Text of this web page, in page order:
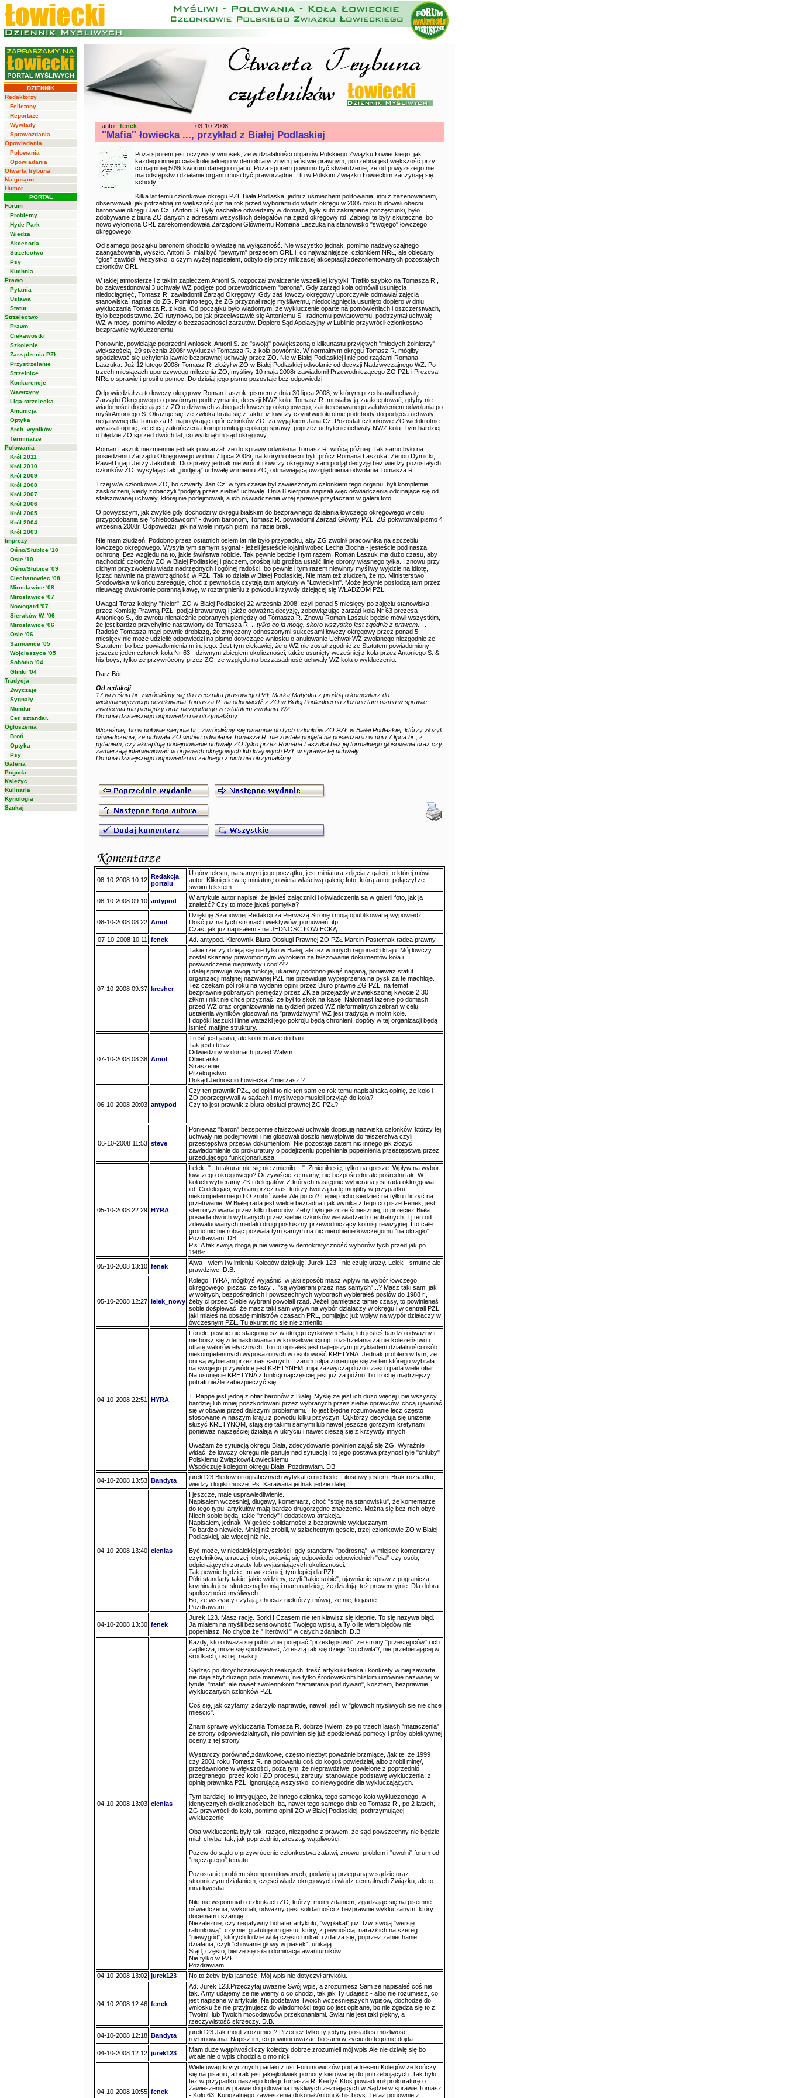
DZIENNIK
Redaktorzy
Felietony
Reportaże
Wywiady
Sprawozdania
Opowiadania
Polowania
Opowiadania
Otwarta trybuna
Na gorąco
Humor
PORTAL
Forum
Problemy
Hyde Park
Wiedza
Akcesoria
Strzelectwo
Psy
Kuchnia
Prawo
Pytania
Ustawa
Statut
Strzelectwo
Prawo
Ciekawostki
Szkolenie
Zarządzenia PZŁ
Przystrzelanie
Strzelnice
Konkurencje
Wawrzyny
Liga strzelecka
Amunicja
Optyka
Arch. wyników
Terminarze
Polowania
Król 2011
Król 2010
Król 2009
Król 2008
Król 2007
Król 2006
Król 2005
Król 2004
Król 2003
Imprezy
Ośno/Słubice '10
Osie '10
Ośno/Słubice '09
Ciechanowiec '08
Mirosławice '08
Mirosławice '07
Nowogard '07
Sieraków W. '06
Mirosławice '06
Osie '06
Sarnowice '05
Wojcieszyce '05
Sobótka '04
Glinki '04
Tradycja
Zwyczaje
Sygnały
Mundur
Cer. sztandar.
Ogłoszenia
Broń
Optyka
Psy
Galeria
Pogoda
Księżyc
Kulinaria
Kynologia
Szukaj
autor: fenek 03-10-2008
"Mafia" łowiecka ..., przykład z Białej Podlaskiej
Poza sporem jest oczywisty wniosek, że w działalności organów Polskiego Związku Łowieckiego, jak
każdego innego ciała kolegialnego w demokratycznym państwie prawnym, potrzebna jest większość przy
co najmniej 50% kworum danego organu. Poza sporem powinno być stwierdzenie, że od powyższego nie
ma odstępstw i działanie organu musi być praworządne. I tu w Polskim Związku Łowieckim zaczynają się
schody.
Kilka lat temu członkowie okręgu PZŁ Biała Podlaska, jedni z uśmiechem politowania, inni z zażenowaniem,
obserwowali, jak potrzebną im większość już na rok przed wyborami do władz okręgu w 2005 roku budowali obecni
baronowie okręgu Jan Cz. i Antoni S. Były nachalne odwiedziny w domach, były suto zakrapiane poczęstunki, było
zdobywanie z biura ZO danych z adresami wszystkich delegatów na zjazd okręgowy itd. Zabiegi te były skuteczne, bo
nowo wyłoniona ORŁ zarekomendowała Zarządowi Głównemu Romana Laszuka na stanowisko "swojego" łowczego
okręgowego.
Od samego początku baronom chodziło o władzę na wyłączność. Nie wszystko jednak, pomimo nadzwyczajnego
zaangażowania, wyszło. Antoni S. miał być "pewnym" prezesem ORŁ i, co najważniejsze, członkiem NRŁ, ale obiecany
"głos" zawiódł. Wszystko, o czym wyżej napisałem, odbyło się przy milczącej akceptacji zdezorientowanych pozostałych
członków ORŁ.
W takiej atmosferze i z takim zapleczem Antoni S. rozpoczął zwalczanie wszelkiej krytyki. Trafiło szybko na Tomasza R.,
bo zakwestionował 3 uchwały WZ podjęte pod przewodnictwem "barona". Gdy zarząd koła odmówił usunięcia
niedociągnięć, Tomasz R. zawiadomił Zarząd Okręgowy. Gdy zaś łowczy okręgowy uporczywie odmawiał zajęcia
stanowiska, napisał do ZG. Pomimo tego, że ZG przyznał rację myśliwemu, niedociągnięcia usunięto dopiero w dniu
wykluczania Tomasza R. z koła. Od początku było wiadomym, że wykluczenie oparte na pomówieniach i oszczerstwach,
było bezpodstawne. ZO rutynowo, bo jak przeciwstawić się Antoniemu S., radnemu powiatowemu, podtrzymał uchwałę
WZ w mocy, pomimo wiedzy o bezzasadności zarzutów. Dopiero Sąd Apelacyjny w Lublinie przywrócił członkostwo
bezprawnie wykluczonemu.
Ponownie, powielając poprzedni wniosek, Antoni S. ze "swoją" powiększoną o kilkunastu przyjętych "młodych żołnierzy"
większością, 29 stycznia 2008r wykluczył Tomasza R. z koła powtórnie. W normalnym okręgu Tomasz R. mógłby
spodziewać się uchylenia jawnie bezprawnej uchwały przez ZO. Nie w Białej Podlaskiej i nie pod rządami Romana
Laszuka. Już 12 lutego 2008r Tomasz R. złożył w ZO w Białej Podlaskiej odwołanie od decyzji Nadzwyczajnego WZ. Po
trzech miesiącach uporczywego milczenia ZO, myśliwy 10 maja 2008r zawiadomił Przewodniczącego ZG PZŁ i Prezesa
NRŁ o sprawie i prosił o pomoc. Do dzisiaj jego pismo pozostaje bez odpowiedzi.
Odpowiedział za to łowczy okręgowy Roman Laszuk, pismem z dnia 30 lipca 2008, w którym przedstawił uchwałę
Zarządu Okręgowego o powtórnym podtrzymaniu, decyzji NWZ koła. Tomasz R. musiałby ją zaakceptować, gdyby nie
wiadomości docierające z ZO o dziwnych zabiegach łowczego okręgowego, zainteresowanego załatwieniem odwołania po
myśli Antoniego S. Okazuje się, że zwłoka brała się z faktu, iż łowczy czynił wielokrotnie podchody do podjęcia uchwały
negatywnej dla Tomasza R. napotykając opór członków ZO, za wyjątkiem Jana Cz. Pozostali członkowie ZO wielokrotnie
wyrażali opinię, że chcą zakończenia kompromitującej okręg sprawy, poprzez uchylenie uchwały NWZ koła. Tym bardziej
o błędzie ZO sprzed dwóch lat, co wytknął im sąd okręgowy.
Roman Laszuk niezmiennie jednak powtarzał, że do sprawy odwołania Tomasz R. wrócą później. Tak samo było na
posiedzeniu Zarządu Okręgowego w dniu 7 lipca 2008r, na którym obecni byli, prócz Romana Laszuka: Zenon Dymicki,
Paweł Ligaj i Jerzy Jakubiuk. Do sprawy jednak nie wrócili i łowczy okręgowy sam podjął decyzję bez wiedzy pozostałych
członków ZO, wysyłając tak „podjętą” uchwałę w imieniu ZO, odmawiającą uwzględnienia odwołania Tomasza R.
Trzej w/w członkowie ZO, bo czwarty Jan Cz. w tym czasie był zawieszonym członkiem tego organu, byli kompletnie
zaskoczeni, kiedy zobaczyli "podjętą przez siebie" uchwałę. Dnia 8 sierpnia napisali więc oświadczenia odcinające się od
sfałszowanej uchwały, której nie podejmowali, a ich oświadczenia w tej sprawie przytaczam w galerii foto.
O powyższym, jak zwykle gdy dochodzi w okręgu bialskim do bezprawnego działania łowczego okręgowego w celu
przypodobania się "chlebodawcom" - dwóm baronom, Tomasz R. powiadomił Zarząd Główny PZŁ. ZG pokwitował pismo 4
września 2008r. Odpowiedzi, jak na wiele innych pism, na razie brak.
Nie mam złudzeń. Podobno przez ostatnich osiem lat nie było przypadku, aby ZG zwolnił pracownika na szczeblu
łowczego okręgowego. Wysyła tym samym sygnał - jeżeli jesteście lojalni wobec Lecha Blocha - jesteście pod naszą
ochroną. Bez względu na to, jakie świństwa robicie. Tak pewnie będzie i tym razem. Roman Laszuk ma dużo czasu, aby
nachodzić członków ZO w Białej Podlaskiej i płaczem, prośbą lub groźbą ustalić linię obrony własnego tyłka. I znowu przy
cichym przyzwoleniu władz nadrzędnych i ogólnej radości, bo pewnie i tym razem niewinny myśliwy wyjdzie na idiotę,
licząc naiwnie na praworządność w PZŁ! Tak to działa w Białej Podlaskiej. Nie mam też złudzeń, że np. Ministerstwo
Środowiska w końcu zareaguje, choć z pewnością czytają tam artykuły w "Łowieckim". Może jedynie posłodzą tam przez
nieuwagę dwukrotnie poranną kawę, w roztargnieniu z powodu krzywdy dziejącej się WŁADZOM PZŁ!
Uwaga! Teraz kolejny "hicior". ZO w Białej Podlaskiej 22 września 2008, czyli ponad 5 miesięcy po zajęciu stanowiska
przez Komisję Prawną PZŁ, podjął brawurową i jakże odważną decyzję, zobowiązując zarząd koła Nr 63 prezesa
Antoniego S., do zwrotu nienależnie pobranych pieniędzy od Tomasza R. Znowu Roman Laszuk będzie mówił wszystkim,
że jest bardzo przychylnie nastawiony do Tomasza R. ... tylko co ja mogę, skoro wszystko jest zgodnie z prawem
Radość Tomasza mąci pewnie drobiazg, że zmęczony odnoszonymi sukcesami łowczy okręgowy przez ponad 5
miesięcy nie może udzielić odpowiedzi na pismo dotyczące wniosku o anulowanie Uchwał WZ zwołanego niezgodnie ze
Statutem, bo bez powiadomienia m.in. jego. Jest tym ciekawiej, że o WZ nie został zgodnie ze Statutem powiadomiony
jeszcze jeden członek koła Nr 63 - dziwnym zbiegiem okoliczności, także usunięty wcześniej z koła przez Antoniego S. &
his boys, tylko że przywrócony przez ZG, ze względu na bezzasadność uchwały WZ koła o wykluczeniu.
Darz Bór
Od redakcji
17 września br. zwróciliśmy się do rzecznika prasowego PZŁ Marka Matyska z prośbą o komentarz do
wielomiesięcznego oczekiwania Tomasza R. na odpowiedź z ZO w Białej Podlaskiej na złożone tam pisma w sprawie
zwrócenia mu pieniędzy oraz niezgodnego ze statutem zwołania WZ.
Do dnia dzisiejszego odpowiedzi nie otrzymaliśmy.
Wcześniej, bo w połowie sierpnia br., zwróciliśmy się pisemnie do tych członków ZO PZŁ w Białej Podlaskiej, którzy złożyli
oświadczenia, że uchwała ZO wobec odwołania Tomasza R. nie została podjęta na posiedzeniu w dniu 7 lipca br., z
pytaniem, czy akceptują podejmowanie uchwały ZO tylko przez Romana Laszuka bez jej formalnego głosowania oraz czy
zamierzają interweniować w organach okręgowych lub krajowych PZŁ w sprawie tej uchwały.
Do dnia dzisiejszego odpowiedzi od żadnego z nich nie otrzymaliśmy.
08-10-2008 10:12 Redakcja
portalu
U góry tekstu, na samym jego początku, jest miniatura zdjęcia z galerii, o której mówi
autor. Kliknięcie w tę miniaturę otwiera właściwą galerię foto, którą autor połączył ze
swoim tekstem.
08-10-2008 09:10 antypod
W artykule autor napisał, że jakieś załączniki i oświadczenia są w galerii foto, jak ją
znależć? Czy to może jakaś pomyłka?
08-10-2008 08:22 Amol
Dziękuję Szanownej Redakcji za Pierwszą Stronę i moją opublikowaną wypowiedź.
Dość już na tych stronach iwektywów, pomuwień, itp.
Czas, jak już napisałem - na JEDNOŚĆ ŁOWIECKĄ.
07-10-2008 10:11
fenek Ad. antypod. Kierownik Biura Obsługi Prawnej ZO PZŁ Marcin Pasternak radca prawny.
07-10-2008 09:37 kresher
Takie rzeczy dzieją się nie tylko w Białej, ale też w innych regionach kraju. Mój łowczy
został skazany prawomocnym wyrokiem za fałszowanie dokumentów koła i
poświadczenie nieprawdy i coo???.....
i dalej sprawuje swoją funkcję, ukarany podobno jakąś naganą, ponieważ statut
organizacji mafijnej nazwanej PZŁ nie przewiduje wypieprzenia na pysk za te machloje.
Też czekam pół roku na wydanie opinii przez Biuro prawne ZG PZŁ, na temat
bezprawnie pobranych pieniędzy przez ZK za przejazdy w zwiększonej kwocie 2,30
zł/km i nikt nie chce przyznać, że był to skok na kasę. Natomiast łażenie po domach
przed WZ oraz organizowanie na tydzień przed WZ nieformalnych zebrań w celu
ustalenia wyników głosowań na "prawdziwym" WZ jest tradycją w moim kole.
I dopóki laszuki i inne watażki jego pokroju będą chronieni, dopóty w tej organizacji będą
istnieć mafijne struktury.
07-10-2008 08:38 Amol
Treść jest jasna, ale komentarze do bani.
Tak jest i teraz !
Odwiedziny w domach przed Walym.
Obiecanki.
Straszenie.
Przekupstwo.
Dokąd Jednościo Łowiecka Zmierzasz ?
06-10-2008 20:03 antypod
Czy ten prawnik PZŁ, od opinii to nie ten sam co rok temu napisał taką opinię, że koło i
ZO poprzegrywali w sądach i myśliwego musieli przyjąć do koła?
Czy to jest prawnik z biura obsługi prawnej ZG PZŁ?
06-10-2008 11:53 steve
Ponieważ "baron" bezspornie sfałszował uchwałę dopisują nazwiska członków, którzy tej
uchwały nie podejmowali i nie głosowali doszło niewątpliwie do fałszerstwa czyli
przestępstwa przeciw dokumentom. Nie pozostaje zatem nic innego jak złożyć
zawiadomienie do prokuratury o podejrzeniu popełnienia popełnienia przestępstwa przez
urzedującego funkcjonariusza.
05-10-2008 22:29 HYRA
Lelek- "...tu akurat nic się nie zmieniło....". Zmieniło się, tylko na gorsze. Wpływ na wybór
łowczego okregowego? Oczywiście że mamy, nie bezpośredni ale pośredni tak. W
kołach wybieramy ZK i delegatów. Z których następnie wybierana jest rada okkręgowa,
itd. Ci delegaci, wybrani przez nas, którzy tworzą radę mogliby w przypadku
niekompetentnego ŁO zrobić wiele. Ale po co? Lepiej cicho siedzieć na tyłku i liczyć na
przetrwanie. W Białej rada jest wielce bezradna,i jak wynika z tego co pisze Fenek, jest
sterroryzowana przez kilku baronów. Żeby było jeszcze śmieszniej, to przecież Biała
posiada dwóch wybranych przez siebie członków we władzach centralnych. Tj ten od
zdewaluowanych medali i drugi posłuszny przewodniczący komisji rewizyjnej. I to całe
grono nic nie robiąc pozwala tym samym na nic nierobienie łowczegomu "na okrągło".
Pozdrawiam. DB.
P.s. A tak swoją drogą ja nie wierzę w demokratyczność wyborów tych przed jak po
1989r.
05-10-2008 13:10 fenek
Ajwa - wiem i w imieniu Kolegów dziękuję! Jurek 123 - nie czuję urazy. Lelek - smutne ale
prawdziwe! D.B.
05-10-2008 12:27 lelek_nowy
Kolego HYRA, mógłbyś wyjaśnić, w jaki sposób masz wpływ na wybór łowczego
okręgowego, pisząc, że tacy ..."są wybierani przez nas samych"...? Masz taki sam, jak
w wolnych, bezpośrednich i powszechnych wyborach wybierałeś posłów do 1988 r.,
żeby ci przez Ciebie wybrani powołali rząd. Jeżeli pamiętasz tamte czasy, to powinieneś
sobie dośpiewać, że masz taki sam wpływ na wybór działaczy w okręgu i w centrali PZŁ,
jaki miałeś na obsadę ministrów czasach PRL, pomijając już wpływ na wypór działaczy w
ówczesnym PZŁ. Tu akurat nic sie nie zmieniło.
04-10-2008 22:51 HYRA
Fenek, pewnie nie stacjonujesz w okręgu cyrkowym Biała, lub jesteś bardzo odważny i
nie boisz się zdemaskowania i w konsekwencji np. rozstrzelania za nie koleżeństwo i
utratę walorów etycznych. To co opisałeś jest najlepszym przykładem działalności osób
niekompetentnych wyposażonych w osobowość KRETYNA. Jednak problem w tym, że
oni są wybierani przez nas samych. I zanim tołpa zorientuje się że ten którego wybrała
na swojego przywódcę jest KRETYNEM, mija zazwyczaj dużo czasu i pada wiele ofiar.
Na usunięcie KRETYNA z funkcji najczęsciej jest już za późno, bo trochę mądrzejszy
potrafi nieźle zabezpieczyć się.
T. Rappe jest jedną z ofiar baronów z Białej. Myślę że jest ich dużo więcej i nie wszyscy,
bardziej lub mniej poszkodowani przez wybranych przez siebie oprawców, chcą ujawniać
się w obawie przed dalszymi problemami. I to jest błędne rozumowanie lecz często
stosowane w naszym kraju z powodu kilku przyczyn. Ci,którzy decydują się uniżenie
służyć KRETYNOM, stają się takimi samymi lub nawet jeszcze gorszymi kretynami
ponieważ najczęściej działają w ukryciu i nawet cieszą się z krzywdy innych.
Uważam że sytuacją okręgu Biała, zdecydowanie powinien zająć się ZG. Wyraźnie
widać, że łowczy okręgu nie panuje nad sytuacją i to jego postawa przynosi tyle "chluby"
Polskiemu Związkowi Łowieckiemu.
Współczuję kolegom okręgu Biała. Pozdrawiam. DB.
04-10-2008 13:53 Bandyta
jurek123 Bledow ortograficznych wytykal ci nie bede. Litosciwy jestem. Brak rozsadku,
wiedzy i logiki musze. Ps. Karawana jednak jedzie dalej.
04-10-2008 13:40 cienias
I jeszcze, małe usprawiedliwienie.
Napisałem wcześniej, długawy, komentarz, choć "stoję na stanowisku", że komentarze
do tego typu, artykułów mają bardzo drugorzędne znaczenie. Można się bez nich obyć.
Niech sobie będą, takie "trendy" i dodatkowa atrakcja.
Napisałem, jednak. W geście solidarności z bezprawnie wykluczanym.
To bardzo niewiele. Mniej niż zrobili, w szlachetnym geście, trzej członkowie ZO w Białej
Podlaskiej, ale więcej niż nic.
Być może, w niedalekiej przyszłości, gdy standarty "podrosną", w miejsce komentarzy
czytelników, a raczej, obok, pojawią się odpowiedzi odpowiednich "ciał" czy osób,
odpierających zarzuty lub wyjaśniających okoliczności.
Tak pewnie będzie. Im wcześniej, tym lepiej dla PZŁ.
Póki standarty takie, jakie widzimy, czyli "takie sobie", ujawnianie spraw z pogranicza
kryminału jest skuteczną bronią i mam nadzieję, że działają, też prewencyjnie. Dla dobra
społeczności myśliwych.
Bo, że wszyscy czytają, chociaż niektórzy mówią, że nie, to jasne.
Pozdrawiam
04-10-2008 13:30 fenek
Jurek 123. Masz rację. Sorki ! Czasem nie ten klawisz się klepnie. To się nazywa błąd.
Ja miałem na myśli bezsensowność Twojego wpisu, a Ty o ile wiem błędów nie
popełniasz. No chyba że " literówki " w całych zdaniach. D.B.
04-10-2008 13:03 cienias
Każdy, kto odważa się publicznie potępiać "przestępstwo", ze strony "przestępców" i ich
zaplecza, może się spodziewać, /zresztą tak się dzieje "co chwila"/, nie przebierającej w
środkach, ostrej, reakcji.
Sądząc po dotychczasowych reakcjach, treść artykułu fenka i konkrety w niej zawarte
nie daje zbyt dużego pola manewru, nie tylko środowiskom bliskim umownie nazwanej w
tytule, "mafii", ale nawet zwolennikom "zamiatania pod dywan", kosztem, bezprawnie
wykluczanych członków PZŁ.
Coś się, jak czytamy, zdarzyło naprawdę, nawet, jeśli w "głowach myśliwych sie nie chce
mieścić".
Znam sprawę wykluczania Tomasza R. dobrze i wiem, że po trzech latach "mataczenia"
ze strony odpowiedzialnych, nie powinien się już spodziewać pomocy i próby obiektywnej
oceny z tej strony.
Wystarczy porównać,zdawkowe, często niezbyt poważnie brzmiące, /jak te, że 1999
czy 2001 roku Tomasz R. na polowaniu coś do kogoś powiedział, albo zrobił minę/,
przedawnione w większości, poza tym, że nieprawdziwe, powielone z poprzednio
przegranego, przez koło i ZO procesu, zarzuty, stanowiące podstawę wykluczenia, z
opinią prawnika PZŁ, ignorującą wszystko, co niewygodne dla wykluczających.
Tym bardziej, to intrygujące, że innego członka, tego samego koła wykluczonego, w
identycznych okolicznościach, ba, nawet tego samego dnia co Tomasz R., po 2 latach,
ZG przywrócił do koła, pomimo opinii ZO w Białej Podlaskiej, podtrzymującej
wykluczenie.
Oba wykluczenia były tak, rażąco, niezgodne z prawem, że sąd powszechny nie będzie
miał, chyba, tak, jak poprzednio, zresztą, wątpliwości.
Pozew do sądu o przywrócenie członkostwa załatwi, znowu, problem i "uwolni" forum od
"męczącego" tematu.
Pozostanie problem skompromitowanych, podwójną przegraną w sądzie oraz
stronniczym działaniem, części władz okręgowych i władz centralnych Związku, ale to
inna kwestia.
Nikt nie wspomniał o członkach ZO, którzy, moim zdaniem, zgadzając się na pisemne
oświadczenia, wykonali, odważny gest solidarności z bezprawnie wykluczanym, który
doceniam i szanuję.
Niezależnie, czy negatywny bohater artykułu, "wypłakał" już, tzw. swoją "wersję
ratunkową", czy nie, gratuluję im gestu, który, z pewnością, naraził ich na szereg
"niewygód", których ludzie wolą często unikać i zdarza się, poprzez zaniechanie
działania, czyli "chowanie głowy w piasek", unikają.
Stąd, często, bierze się siła i dominacja awanturników.
Nie tylko w PZŁ.
Pozdrawiam.
04-10-2008 13:02 jurek123 No to żeby była jasność .Mój wpis nie dotyczył artykółu.
04-10-2008 12:46 fenek
Ad. Jurek 123.Przeczytaj uważnie Swój wpis, a zrozumiesz Sam że napisałeś coś nie
tak. A my udajemy że nie wiemy o co chodzi, tak jak Ty udajesz - albo nie rozumiesz, co
jest napisane w artykule. Na podstawie Twoich wcześniejszych wpisów, dochodzę do
wniosku że nie przyjmujesz do wiadomości tego co jest opisane, bo nie zgadza się to z
Twoimi, lub Twoich mocodawców przekonaniami. Świat nie jest taki piękny, a
rzeczywistość skrzeczy. D.B.
04-10-2008 12:18 Bandyta
jurek123 Jak mogli zrozumiec? Przeciez tylko ty jedyny posiadles mozliwosc
rozumowania. Napisz im, co powinni uwazac bo sami w zyciu do tego nie dojda.
04-10-2008 12:12 jurek123
Mam duże wątpliwości czy koledzy dobrze zrozumieli mój wpis.Ale nie dziwię się bo
wcale nie o wpis chodzi a o mo nick
04-10-2008 10:55 fenek
Wiele uwag krytycznych padało z ust Forumowiczów pod adresem Kolegów że kończy
się na pisaniu, a brak jest jakiejkolwiek pomocy kierowanej do potrzebujących. Tak było
też w przypadku naszego kolegi Tomasza R. Kiedyś Ktoś powiadomił prokuraturę o
zawieszeniu w prawie do polowania myśliwych zeznających w Sądzie w sprawie Tomasz
- Koło 63. Kuriozalnego zawieszenia dokonał Antoni & his boys. Teraz ponownie z